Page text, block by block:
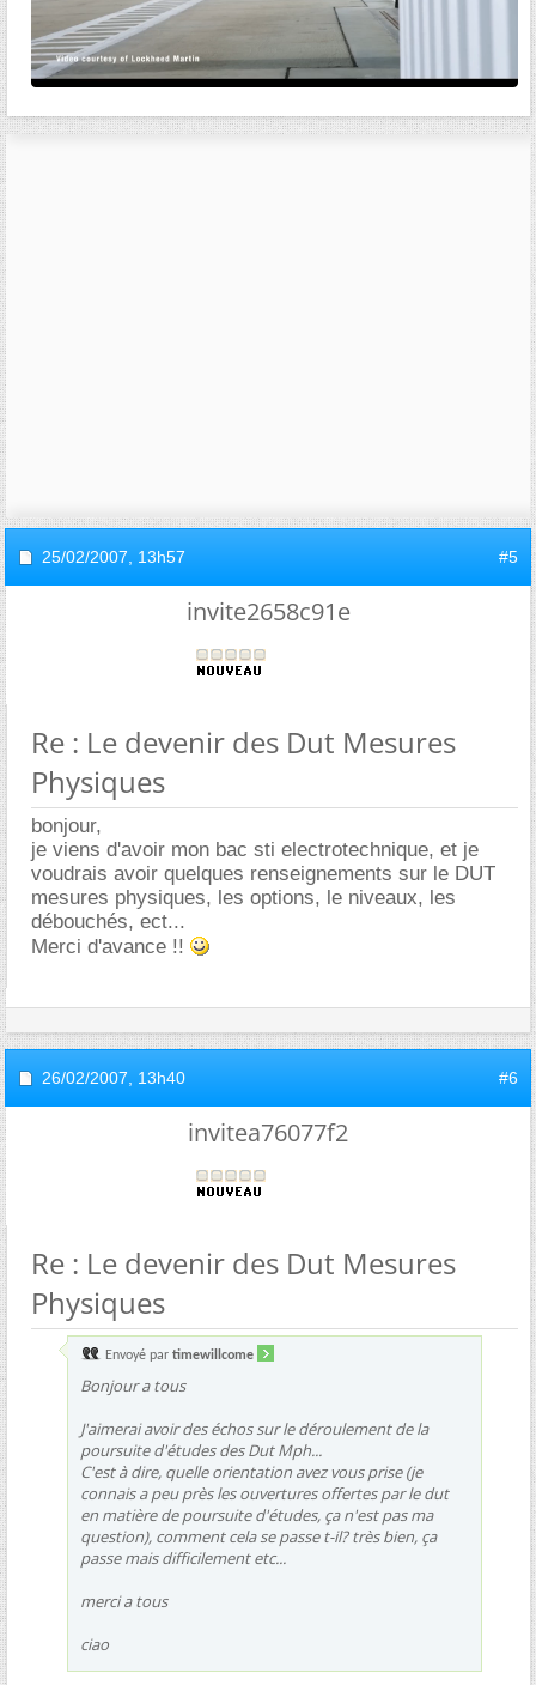
25/02/2007, 13h57 #5
invite2658c91e
Re : Le devenir des Dut Mesures
Physiques
bonjour,
je viens d'avoir mon bac sti electrotechnique, et je
voudrais avoir quelques renseignements sur le DUT
mesures physiques, les options, le niveaux, les
débouchés, ect...
Merci d'avance !!
26/02/2007, 13h40 #6
invitea76077f2
Re : Le devenir des Dut Mesures
Physiques
Envoyé par timewillcome
Bonjour a tous
J'aimerai avoir des échos sur le déroulement de la
poursuite d'études des Dut Mph...
C'est à dire, quelle orientation avez vous prise (je
connais a peu près les ouvertures offertes par le dut
en matière de poursuite d'études, ça n'est pas ma
question), comment cela se passe t-il? très bien, ça
passe mais difficilement etc...
merci a tous
ciao